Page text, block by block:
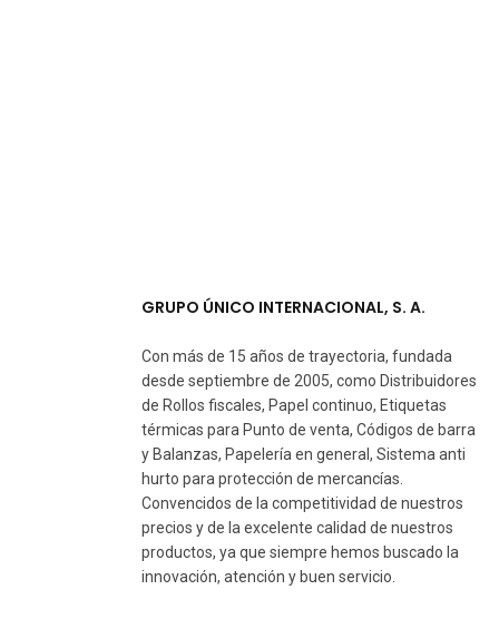
GRUPO ÚNICO INTERNACIONAL, S. A.
Con más de 15 años de trayectoria, fundada
desde septiembre de 2005, como Distribuidores
de Rollos fiscales, Papel continuo, Etiquetas
térmicas para Punto de venta, Códigos de barra
y Balanzas, Papelería en general, Sistema anti
hurto para protección de mercancías.
Convencidos de la competitividad de nuestros
precios y de la excelente calidad de nuestros
productos, ya que siempre hemos buscado la
innovación, atención y buen servicio.